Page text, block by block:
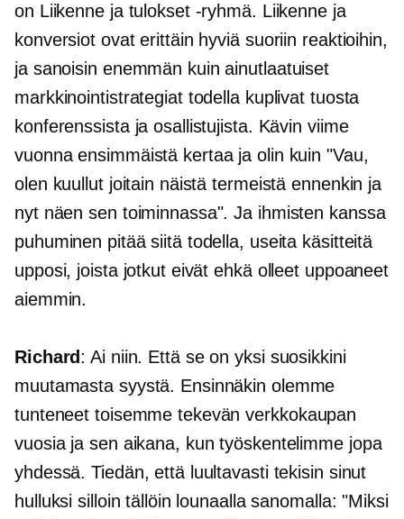
on Liikenne ja tulokset -ryhmä. Liikenne ja
konversiot ovat erittäin hyviä suoriin reaktioihin,
ja sanoisin enemmän kuin ainutlaatuiset
markkinointistrategiat todella kuplivat tuosta
konferenssista ja osallistujista. Kävin viime
vuonna ensimmäistä kertaa ja olin kuin "Vau,
olen kuullut joitain näistä termeistä ennenkin ja
nyt näen sen toiminnassa". Ja ihmisten kanssa
puhuminen pitää siitä todella, useita käsitteitä
upposi, joista jotkut eivät ehkä olleet uppoaneet
aiemmin.
Richard: Ai niin. Että se on yksi suosikkini
muutamasta syystä. Ensinnäkin olemme
tunteneet toisemme tekevänverkkokaupan
vuosia ja sen aikana, kun työskentelimme jopa
yhdessä. Tiedän, että luultavasti tekisin sinut
hulluksi silloin tällöin lounaalla sanomalla: "Miksi